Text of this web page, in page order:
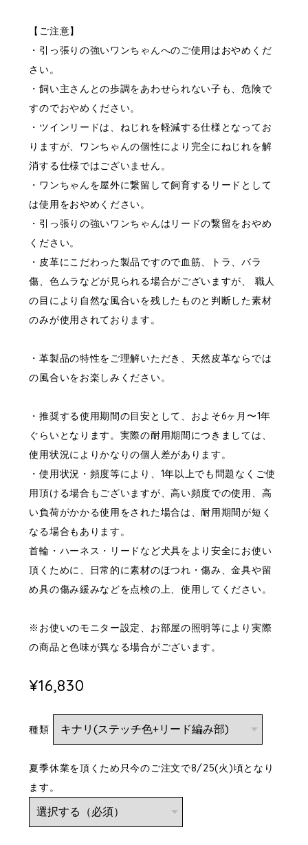
【ご注意】
・引っ張りの強いワンちゃんへのご使用はおやめくだ
さい。
・飼い主さんとの歩調をあわせられない子も、危険で
すのでおやめください。
・ツインリードは、ねじれを軽減する仕様となってお
りますが、ワンちゃんの個性により完全にねじれを解
消する仕様ではございません。
・ワンちゃんを屋外に繋留して飼育するリードとして
は使用をおやめください。
・引っ張りの強いワンちゃんはリードの繋留をおやめ
ください。
・皮革にこだわった製品ですので血筋、トラ、バラ
傷、色ムラなどが見られる場合がございますが、 職人
の目により自然な風合いを残したものと判断した素材
のみが使用されております。
・革製品の特性をご理解いただき、天然皮革ならでは
の風合いをお楽しみください。
・推奨する使用期間の目安として、およそ6ヶ月〜1年
ぐらいとなります。実際の耐用期間につきましては、
使用状況によりかなりの個人差があります。
・使用状況・頻度等により、1年以上でも問題なくご使
用頂ける場合もございますが、高い頻度での使用、高
い負荷がかかる使用をされた場合は、耐用期間が短く
なる場合もあります。
首輪・ハーネス・リードなど犬具をより安全にお使い
頂くために、日常的に素材のほつれ・傷み、金具や留
め具の傷み緩みなどを点検の上、使用してください。
※お使いのモニター設定、お部屋の照明等により実際
の商品と色味が異なる場合がございます。
¥16,830
種類
夏季休業を頂くため只今のご注文で8/25(火)頃となり
ます。